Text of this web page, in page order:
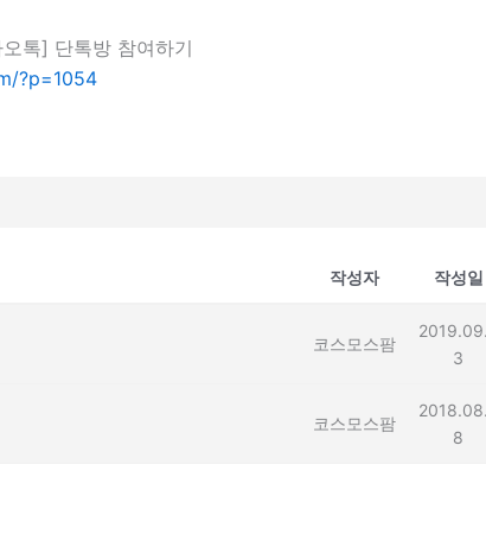
톡] 단톡방 참여하기
?p=1054
작성자 작성일
코스모스팜
3
코스모스팜
8